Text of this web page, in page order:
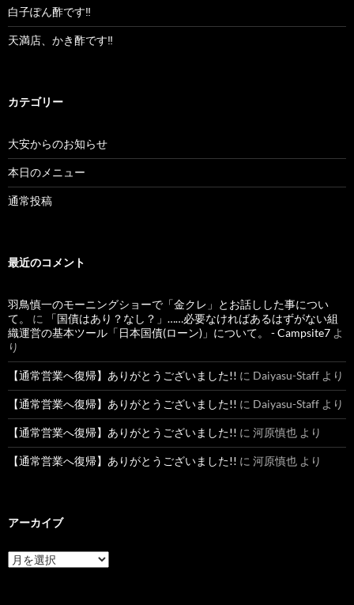
白子ぽん酢です‼︎
天満店、かき酢です‼︎
カテゴリー
大安からのお知らせ
本日のメニュー
通常投稿
最近のコメント
羽鳥慎一のモーニングショーで「金クレ」とお話しした事につい
て。
に
「国債はあり？なし？」……必要なければあるはずがない組
織運営の基本ツール「日本国債(ローン)」について。 - Campsite7 よ
り
【通常営業へ復帰】ありがとうございました!! に Daiyasu-Staff より
【通常営業へ復帰】ありがとうございました!! に Daiyasu-Staff より
【通常営業へ復帰】ありがとうございました!! に 河原慎也 より
【通常営業へ復帰】ありがとうございました!! に 河原慎也 より
アーカイブ
ア
ー